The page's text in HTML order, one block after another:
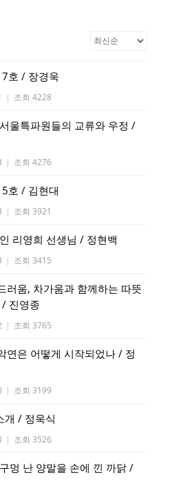
호 / 장경욱
| 조회 4228
울특파원들의 교류와 우정 /
| 조회 4276
호 / 김현대
| 조회 3921
리영희 선생님 / 정현백
| 조회 3415
러움, 차가움과 함께하는 따뜻
진영종
| 조회 3765
연은 어떻게 시작되었나 / 정
| 조회 3199
개 / 정욱식
| 조회 3526
멍 난 양말을 손에 낀 까닭 /